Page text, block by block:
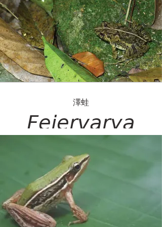
澤蛙
𝘍𝘦𝘫𝘦𝘳𝘷𝘢𝘳𝘺𝘢
𝘭𝘪𝘮𝘯𝘰𝘤𝘩𝘢𝘳𝘪𝘴